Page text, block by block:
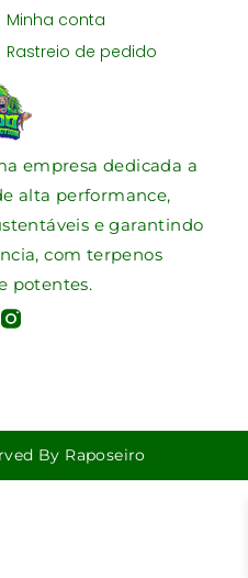
empresa dedicada a
alta performance,
e garantindo
com terpenos
potentes.
Minha conta
Rastreio de pedido
By Raposeiro